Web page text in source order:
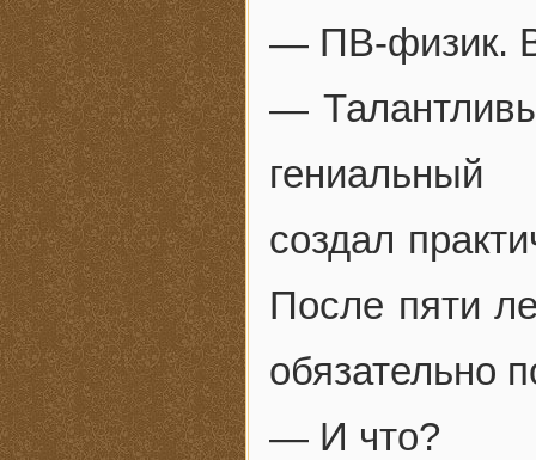
— ПВ-физик.
—
создал
После пяти
обязательно
— И что?